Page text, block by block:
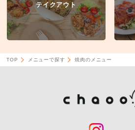
テイクアウト
TOP メニューで探す 焼肉のメニュー